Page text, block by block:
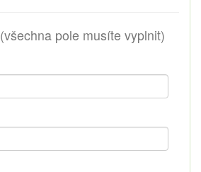
(všechna pole musíte vyplnit)